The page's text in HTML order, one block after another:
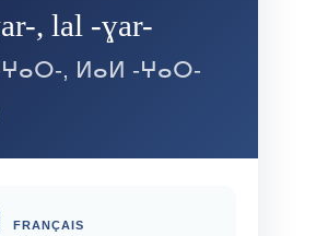
, lal -ɣar-
, ⵍⴰⵍ -ⵖⴰⵔ-
FRANÇAIS